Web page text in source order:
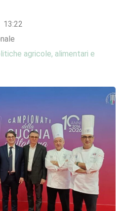
13:22
agricole, alimentari e